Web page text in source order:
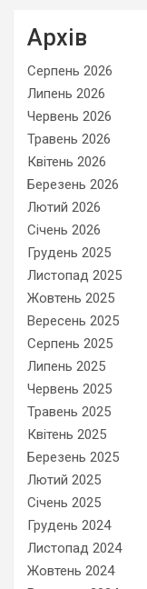
Архів
Серпень 2026
Липень 2026
Червень 2026
Травень 2026
Квітень 2026
Березень 2026
Лютий 2026
Січень 2026
Грудень 2025
Листопад 2025
Жовтень 2025
Вересень 2025
Серпень 2025
Липень 2025
Червень 2025
Травень 2025
Квітень 2025
Березень 2025
Лютий 2025
Січень 2025
Грудень 2024
Листопад 2024
Жовтень 2024